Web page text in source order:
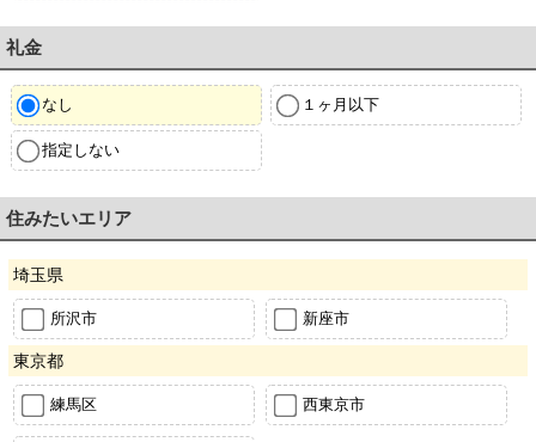
礼金
なし １ヶ月以下
指定しない
住みたいエリア
埼玉県
所沢市 新座市
東京都
練馬区 西東京市